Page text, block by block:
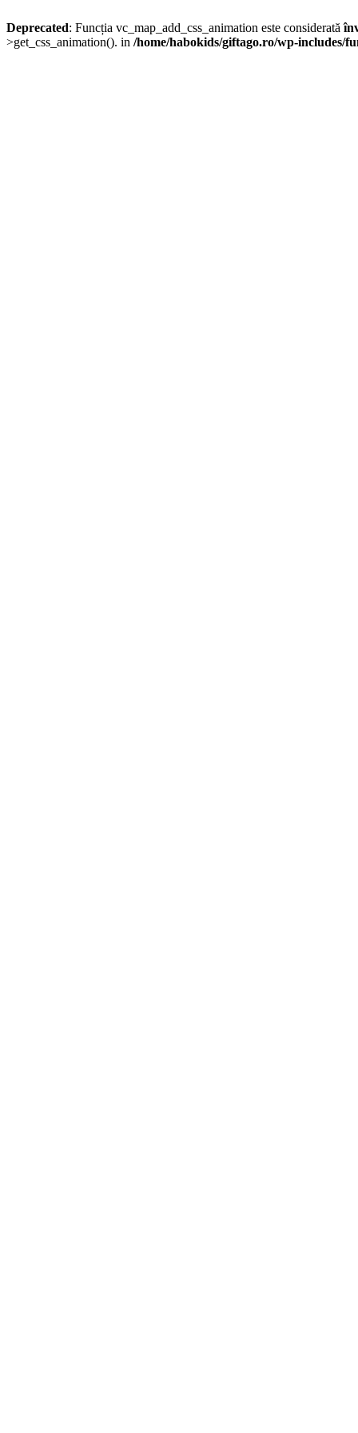
Deprecated: Funcția vc_map_add_css_animation este considerată
>get_css_animation(). in /home/habokids/giftago.ro/wp-includes/